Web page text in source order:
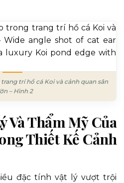
trí hồ cá Koi và cảnh quan sân
– Hình 2
Và Thẩm Mỹ Của
Thiết Kế Cảnh
đặc tính vật lý vượt trội